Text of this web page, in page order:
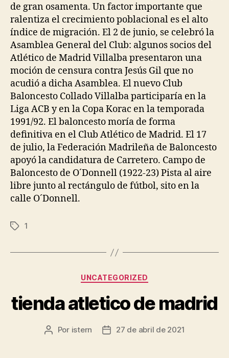
de gran osamenta. Un factor importante que
ralentiza el crecimiento poblacional es el alto
índice de migración. El 2 de junio, se celebró la
Asamblea General del Club: algunos socios del
Atlético de Madrid Villalba presentaron una
moción de censura contra Jesús Gil que no
acudió a dicha Asamblea. El nuevo Club
Baloncesto Collado Villalba participaría en la
Liga ACB y en la Copa Korac en la temporada
1991/92. El baloncesto moría de forma
definitiva en el Club Atlético de Madrid. El 17
de julio, la Federación Madrileña de Baloncesto
apoyó la candidatura de Carretero. Campo de
Baloncesto de O´Donnell (1922-23) Pista al aire
libre junto al rectángulo de fútbol, sito en la
calle O´Donnell.
Etiquetas
1
Categorías
UNCATEGORIZED
tienda atletico de madrid
Autor
Por istern
Fecha27 de abril de 2021